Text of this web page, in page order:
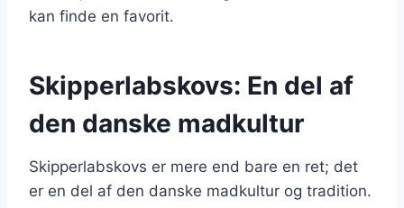
kan finde en favorit.
Skipperlabskovs: En del af
den danske madkultur
Skipperlabskovs er mere end bare en ret; det
er en del af den danske madkultur og tradition.